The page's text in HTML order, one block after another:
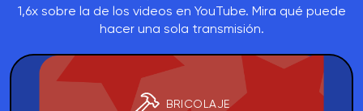
BRICOLAJE
1,6x sobre la de los videos en YouTube. Mira qué puede
hacer una sola transmisión.